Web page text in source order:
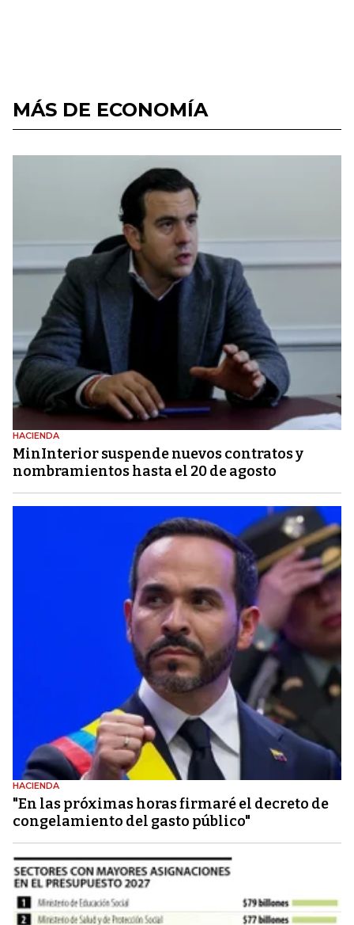
MÁS DE ECONOMÍA
HACIENDA
MinInterior suspende nuevos contratos y
nombramientos hasta el 20 de agosto
HACIENDA
"En las próximas horas firmaré el decreto de
congelamiento del gasto público"